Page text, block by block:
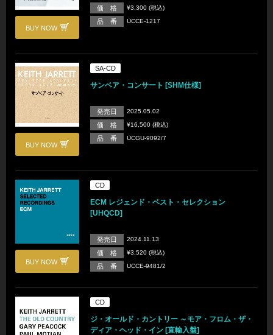
BUY NOW
価 格 ¥3,300 (税込)
品 番 UCCE-1217
BUY NOW
SA-CD
サンベア・コンサート [SHM仕様]
発売日 2025.05.02
価 格 ¥16,500 (税込)
品 番 UCGU-9092/7
BUY NOW
CD
ECM レジェンド・ベスト・セレクション
[UHQCD]
発売日 2024.11.13
価 格 ¥3,520 (税込)
品 番 UCCE-9481/2
CD
ジ・オールド・カントリー ～モア・フロム・ザ・
ディア・ヘッド・イン [直輸入盤]